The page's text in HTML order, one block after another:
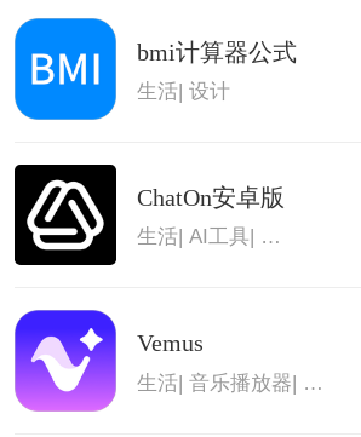
bmi计算器公式
生活|设计
ChatOn安卓版
生活 |AI工具 人工智能ai
Vemus
生活|音乐播放器| 办公软